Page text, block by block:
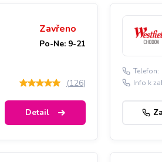
Zavřeno
Po-Ne: 9-21
(126)
Detail
Telefon:
Info k